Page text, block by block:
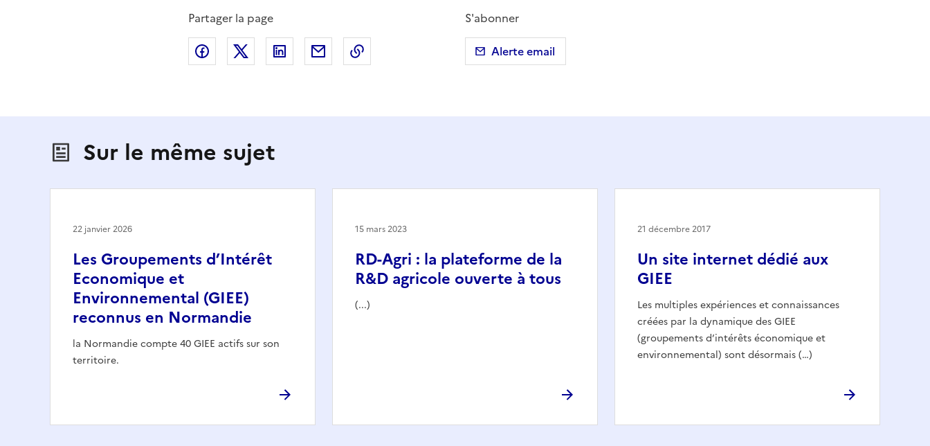
Partager la page
Partager sur Facebook
Partager sur X (anciennement Twitter)
Partager sur LinkedIn
Partager par emailCopier dans le presse-papier
S'abonner
Alerte email
Sur le même sujet
Les Groupements d’Intérêt
Economique et
Environnemental (GIEE)
reconnus en Normandie
la Normandie compte 40 GIEE actifs sur son
territoire.
22 janvier 2026
RD-Agri : la plateforme de la
R&D agricole ouverte à tous
(...)
15 mars 2023
Un site internet dédié aux
GIEE
Les multiples expériences et connaissances
créées par la dynamique des GIEE
(groupements d’intérêts économique et
environnemental) sont désormais (…)
21 décembre 2017